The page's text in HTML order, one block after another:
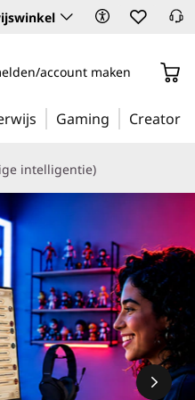
account maken
Gaming Creator
intelligentie)